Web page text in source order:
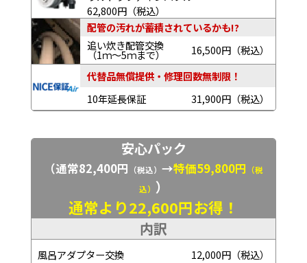
62,800円（税込）
配管の汚れが蓄積されているかも!?
追い炊き配管交換
（1ｍ～5ｍまで）
16,500円（税込）
代替品無償提供・修理回数無制限！
10年延長保証
31,900円（税込）
安心パック
（通常82,400円 （税込） →特価59,800円
（税
込） ）
通常より22,600円お得！
内訳
風呂アダプター交換 12,000円（税込）